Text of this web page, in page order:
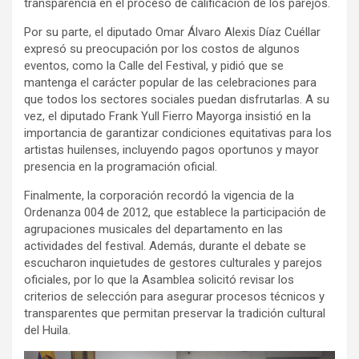
transparencia en el proceso de calificación de los parejos.
Por su parte, el diputado Omar Álvaro Alexis Díaz Cuéllar
expresó su preocupación por los costos de algunos
eventos, como la Calle del Festival, y pidió que se
mantenga el carácter popular de las celebraciones para
que todos los sectores sociales puedan disfrutarlas. A su
vez, el diputado Frank Yull Fierro Mayorga insistió en la
importancia de garantizar condiciones equitativas para los
artistas huilenses, incluyendo pagos oportunos y mayor
presencia en la programación oficial.
Finalmente, la corporación recordó la vigencia de la
Ordenanza 004 de 2012, que establece la participación de
agrupaciones musicales del departamento en las
actividades del festival. Además, durante el debate se
escucharon inquietudes de gestores culturales y parejos
oficiales, por lo que la Asamblea solicitó revisar los
criterios de selección para asegurar procesos técnicos y
transparentes que permitan preservar la tradición cultural
del Huila.